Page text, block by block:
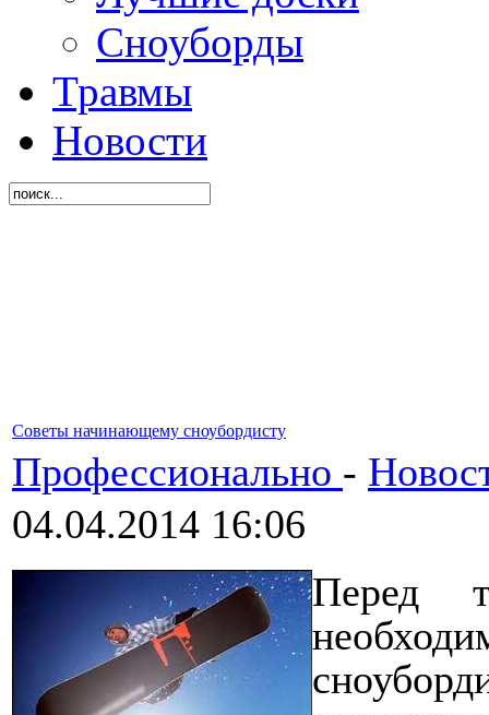
Сноуборды
Травмы
Новости
Советы начинающему сноубордисту
Профессионально -
04.04.2014 16:06
Перед